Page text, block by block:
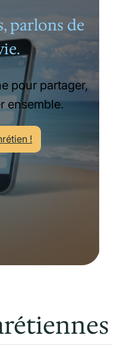
parlons de
pour partager,
ensemble.
!